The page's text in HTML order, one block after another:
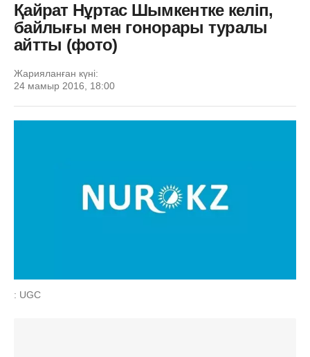
Қайрат Нұртас Шымкентке келіп,
байлығы мен гонорары туралы
айтты (фото)
Жарияланған күні:
24 мамыр 2016, 18:00
: UGC